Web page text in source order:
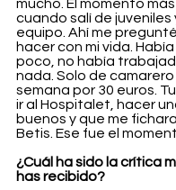
mucho. El momento
cuando salí de juveniles
equipo. Ahí me
hacer con mi vida.
poco, no había
nada. Solo de
semana por 30 euros.
ir al Hospitalet, hacer
buenos y que me
Betis. Ese fue el
¿Cuál ha sido la crítica
has recibido?